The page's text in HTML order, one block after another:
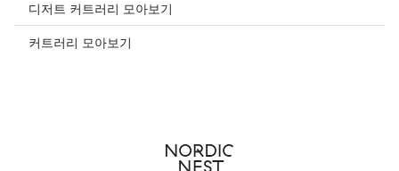
디저트 커트러리 모아보기
커트러리 모아보기